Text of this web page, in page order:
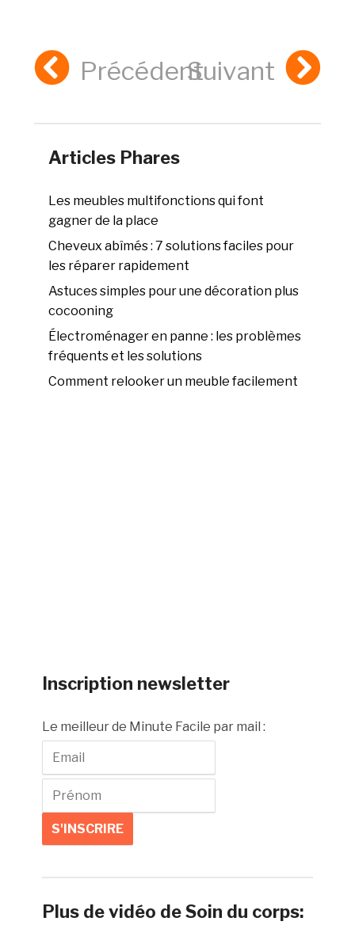
PrécédentSuivant
Articles Phares
Les meubles multifonctions qui font
gagner de la place
Cheveux abîmés : 7 solutions faciles pour
les réparer rapidement
Astuces simples pour une décoration plus
cocooning
Électroménager en panne : les problèmes
fréquents et les solutions
Comment relooker un meuble facilement
Inscription newsletter
Le meilleur de Minute Facile par mail :
Plus de vidéo de Soin du corps: